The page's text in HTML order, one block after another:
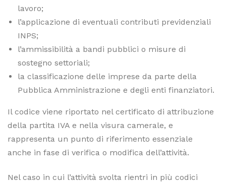
lavoro;
l’applicazione di eventuali contributi previdenziali
INPS;
l’ammissibilità a bandi pubblici o misure di
sostegno settoriali;
la classificazione delle imprese da parte della
Pubblica Amministrazione e degli enti finanziatori.
Il codice viene riportato nel certificato di attribuzione
della partita IVA e nella visura camerale, e
rappresenta un punto di riferimento essenziale
anche in fase di verifica o modifica dell’attività.
Nel caso in cui l’attività svolta rientri in più codici